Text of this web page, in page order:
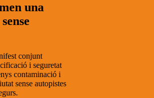
una
conjunt
i seguretat
contaminació i
sense autopistes